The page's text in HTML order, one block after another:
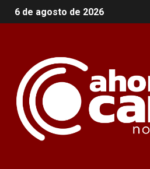
6 de agosto de 2026